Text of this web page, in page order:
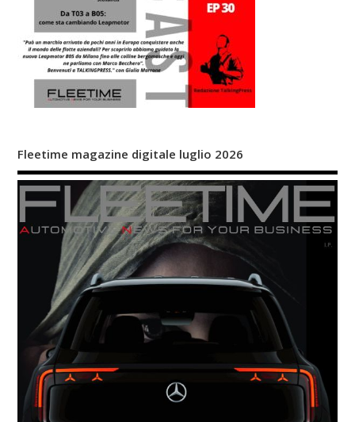
Fleetime magazine digitale luglio 2026